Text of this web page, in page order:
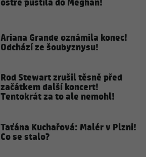
ostře pustila do Meghan!
Ariana Grande oznámila konec!
Odchází ze šoubyznysu!
Rod Stewart zrušil těsně před
začátkem další koncert!
Tentokrát za to ale nemohl!
Taťána Kuchařová: Malér v Plzni!
Co se stalo?